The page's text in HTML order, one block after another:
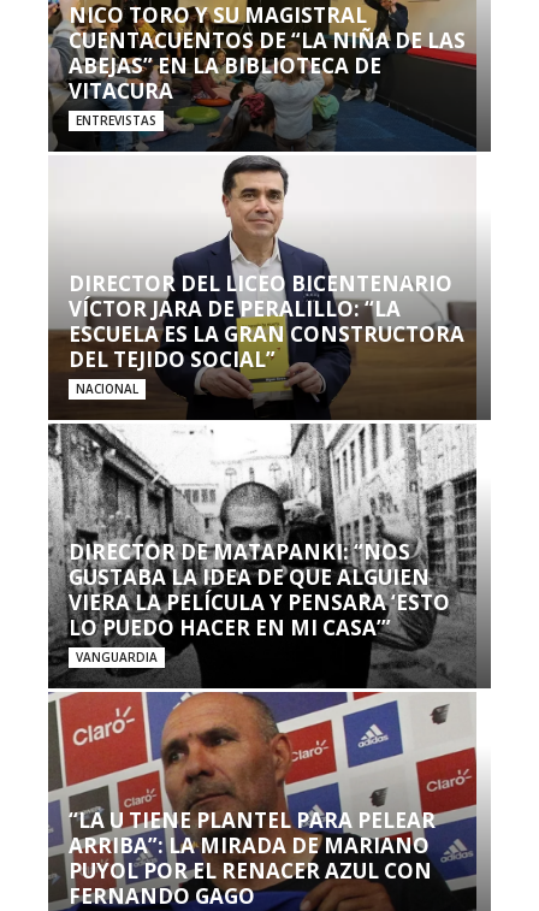
NICO TORO Y SU MAGISTRAL
CUENTACUENTOS DE “LA NIÑA DE LAS
ABEJAS” EN LA BIBLIOTECA DE
VITACURA
ENTREVISTAS
DIRECTOR DEL LICEO BICENTENARIO
VÍCTOR JARA DE PERALILLO: “LA
ESCUELA ES LA GRAN CONSTRUCTORA
DEL TEJIDO SOCIAL”
NACIONAL
DIRECTOR DE MATAPANKI: “NOS
GUSTABA LA IDEA DE QUE ALGUIEN
VIERA LA PELÍCULA Y PENSARA ‘ESTO
LO PUEDO HACER EN MI CASA’”
VANGUARDIA
“LA U TIENE PLANTEL PARA PELEAR
ARRIBA”: LA MIRADA DE MARIANO
PUYOL POR EL RENACER AZUL CON
FERNANDO GAGO